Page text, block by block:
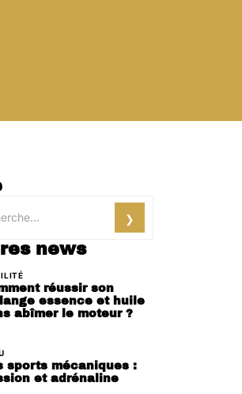
news
réussir son
essence et huile
abîmer le moteur ?
sports mécaniques :
et adrénaline